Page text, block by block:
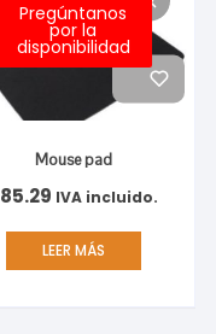
Pregúntanos
por la
disponibilidad
Mouse pad
85.29 IVA incluido.
LEER MÁS